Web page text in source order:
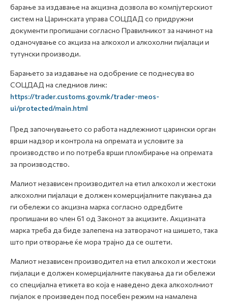
барање за издавање на акцизна дозвола во компјутерскиот
систем на Царинската управа СОЦДАД со придружни
документи пропишани согласно Правилникот за начинот на
оданочување со акциза на алкохол и алкохолни пијалаци и
тутунски производи.
Барањето за издавање на одобрение се поднесува во
СОЦДАД на следниов линк:
https://trader.customs.gov.mk/trader-meos-
ui/protected/main.html
Пред започнувањето со работа надлежниот царински орган
врши надзор и контрола на опремата и условите за
производство и по потреба врши пломбирање на опремата
за производство.
Малиот независен производител на етил алкохол и жестоки
алкохолни пијалаци е должен комерцијалните пакувања да
ги обележи со акцизна марка согласно одредбите
пропишани во член 61 од Законот за акцизите. Акцизната
марка треба да биде залепена на затворачот на шишето, така
што при отворање ќе мора трајно да се оштети.
Малиот независен производител на етил алкохол и жестоки
пијалаци е должен комерцијалните пакувања да ги обележи
со специјална етикета во која е наведено дека алкохолниот
пијалок е произведен под посебен режим на намалена